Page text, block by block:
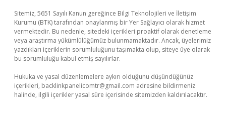
Sitemiz, 5651 Sayılı Kanun gereğince Bilgi Teknolojileri ve İletişim
Kurumu (BTK) tarafından onaylanmış bir Yer Sağlayıcı olarak hizmet
vermektedir. Bu nedenle, sitedeki içerikleri proaktif olarak denetleme
veya araştırma yükümlülüğümüz bulunmamaktadır. Ancak, üyelerimiz
yazdıkları içeriklerin sorumluluğunu taşımakta olup, siteye üye olarak
bu sorumluluğu kabul etmiş sayılırlar.
Hukuka ve yasal düzenlemelere aykırı olduğunu düşündüğünüz
içerikleri, backlinkpanelicomtr@gmail.com adresine bildirmeniz
halinde, ilgili içerikler yasal süre içerisinde sitemizden kaldırılacaktır.